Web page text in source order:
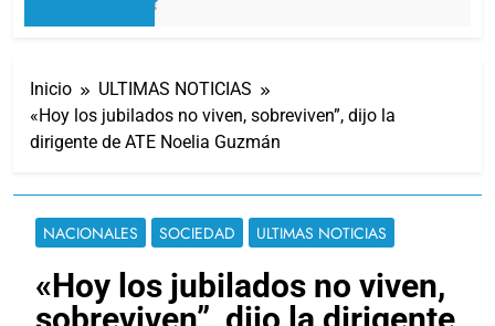
23 Minutos Atrás
Inicio
ULTIMAS NOTICIAS
«Hoy los jubilados no viven, sobreviven”, dijo la
dirigente de ATE Noelia Guzmán
NACIONALES SOCIEDAD ULTIMAS NOTICIAS
«Hoy los jubilados no viven,